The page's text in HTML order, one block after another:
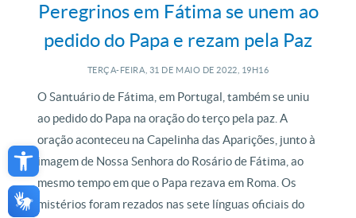
Open toolbar
Peregrinos em Fátima se unem ao
pedido do Papa e rezam pela Paz
TERÇA-FEIRA, 31 DE MAIO DE 2022, 19H16
O Santuário de Fátima, em Portugal, também se uniu
ao pedido do Papa na oração do terço pela paz. A
oração aconteceu na Capelinha das Aparições, junto à
imagem de Nossa Senhora do Rosário de Fátima, ao
mesmo tempo em que o Papa rezava em Roma. Os
mistérios foram rezados nas sete línguas oficiais do